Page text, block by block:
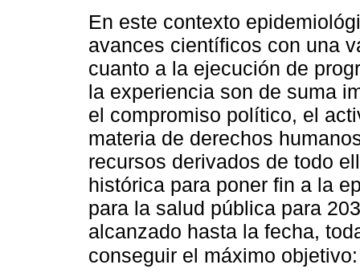
En este contexto
avances científicos con una
cuanto a la ejecución de
la experiencia son de suma
el compromiso político, el
materia de derechos
recursos derivados de todo
histórica para poner fin a la
para la salud pública para
alcanzado hasta la fecha,
conseguir el máximo